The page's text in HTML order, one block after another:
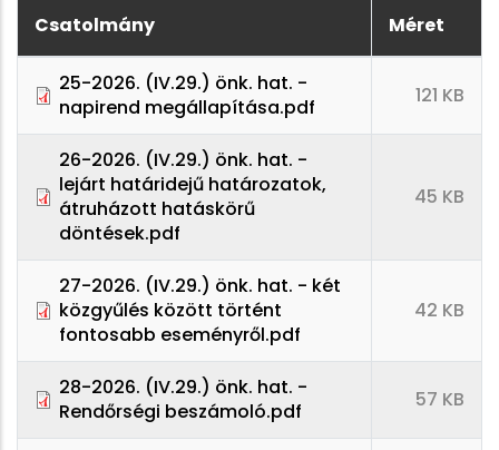
Csatolmány Méret
25-2026. (IV.29.) önk. hat. -
napirend megállapítása.pdf
121 KB
26-2026. (IV.29.) önk. hat. -
lejárt határidejű határozatok,
átruházott hatáskörű
döntések.pdf
45 KB
27-2026. (IV.29.) önk. hat. - két
közgyűlés között történt
fontosabb eseményről.pdf
42 KB
28-2026. (IV.29.) önk. hat. -
Rendőrségi beszámoló.pdf
57 KB